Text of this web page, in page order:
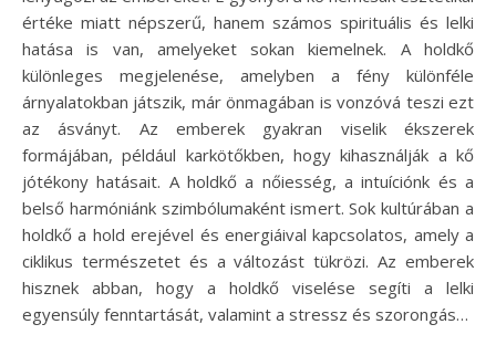
értéke miatt népszerű, hanem számos spirituális és lelki
hatása is van, amelyeket sokan kiemelnek. A holdkő
különleges megjelenése, amelyben a fény különféle
árnyalatokban játszik, már önmagában is vonzóvá teszi ezt
az ásványt. Az emberek gyakran viselik ékszerek
formájában, például karkötőkben, hogy kihasználják a kő
jótékony hatásait. A holdkő a nőiesség, a intuíciónk és a
belső harmóniánk szimbólumaként ismert. Sok kultúrában a
holdkő a hold erejével és energiáival kapcsolatos, amely a
ciklikus természetet és a változást tükrözi. Az emberek
hisznek abban, hogy a holdkő viselése segíti a lelki
egyensúly fenntartását, valamint a stressz és szorongás…